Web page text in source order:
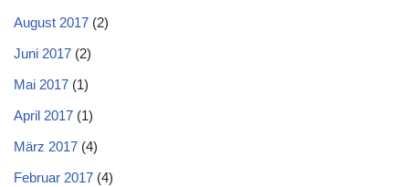
August 2017 (2)
Juni 2017 (2)
Mai 2017 (1)
April 2017 (1)
März 2017 (4)
Februar 2017 (4)